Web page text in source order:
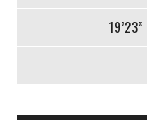
19’23”